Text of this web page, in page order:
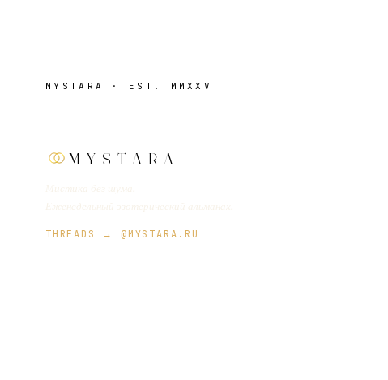
MYSTARA · EST. MMXXV
MYSTARA
THREADS → @MYSTARA.RU